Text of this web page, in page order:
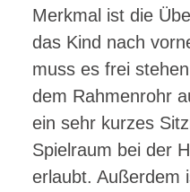
Merkmal ist die
das Kind nach
muss es frei
dem Rahmenrohr
ein sehr kurzes
Spielraum bei der
erlaubt. Außerdem